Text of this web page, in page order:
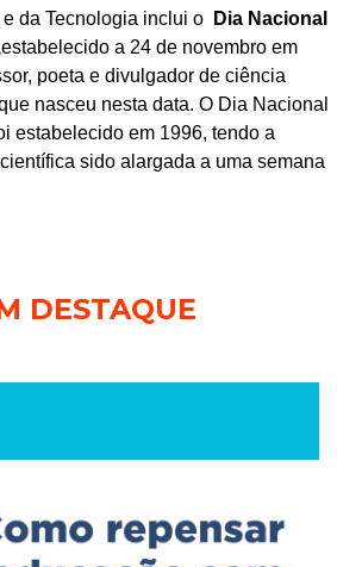
da Tecnologia inclui o
Dia Nacional
estabelecido a 24 de novembro em
poeta e divulgador de ciência
nasceu nesta data. O Dia Nacional
estabelecido em 1996, tendo a
sido alargada a uma semana
DESTAQUE